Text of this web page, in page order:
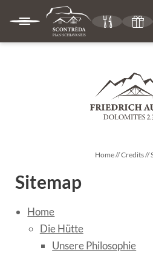
DIE HÜTTE
AUFENTHALT
ERLEBNISSE
Home//Credits//
Sitemap
Home
Die Hütte
Unsere Philosophie